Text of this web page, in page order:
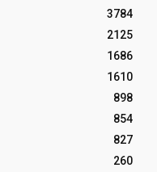
3784
2125
1686
1610
898
854
827
260